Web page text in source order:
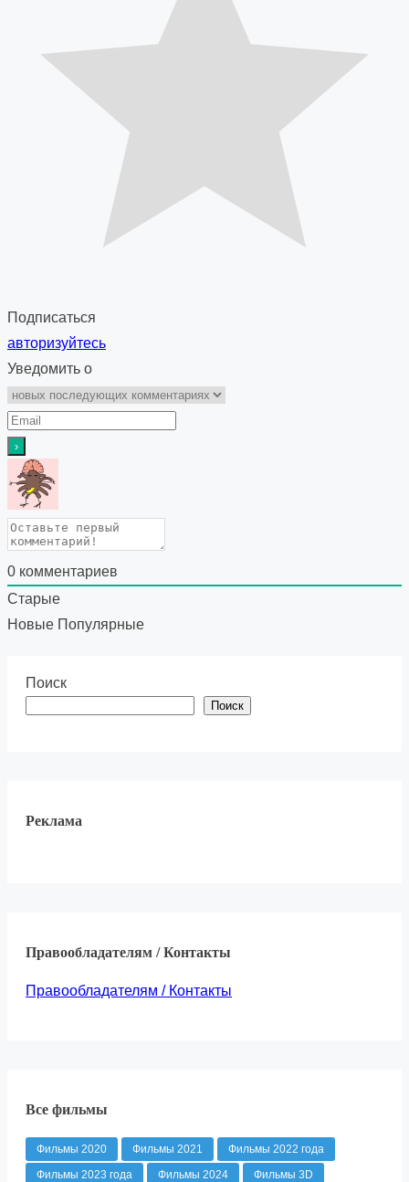
Подписаться
авторизуйтесь
Уведомить о
0 комментариев
Старые
Новые Популярные
Поиск
Поиск
Реклама
Правообладателям / Контакты
Правообладателям / Контакты
Все фильмы
Фильмы 2020 Фильмы 2021
Фильмы 2022 года
Фильмы 2023 года
Фильмы 2024
Фильмы 3D